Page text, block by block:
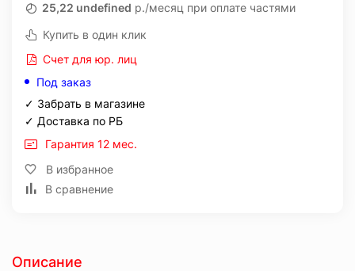
25,22 undefined р./месяц при оплате частями
Купить в один клик
Счет для юр. лиц
Под заказ
✓ Забрать в магазине
✓ Доставка по РБ
Гарантия 12 мес.
В избранное
В сравнение
Описание